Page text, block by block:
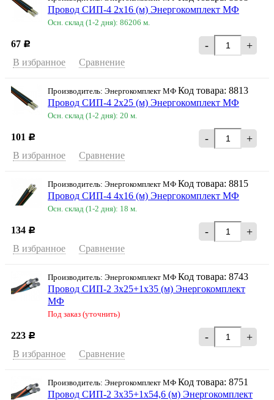
Провод СИП-4 2х16 (м) Энергокомплект МФ
Осн. склад (1-2 дня): 86206 м.
67 Р - +
В избранное Сравнение
Производитель: Энергокомплект МФ Код товара: 8813
Провод СИП-4 2х25 (м) Энергокомплект МФ
Осн. склад (1-2 дня): 20 м.
101 Р - +
В избранное Сравнение
Производитель: Энергокомплект МФ Код товара: 8815
Провод СИП-4 4х16 (м) Энергокомплект МФ
Осн. склад (1-2 дня): 18 м.
134 Р - +
В избранное Сравнение
Производитель: Энергокомплект МФ Код товара: 8743
Провод СИП-2 3х25+1х35 (м) Энергокомплект
МФ
Под заказ (уточнить)
223 Р - +
В избранное Сравнение
Производитель: Энергокомплект МФ Код товара: 8751
Провод СИП-2 3х35+1х54,6 (м) Энергокомплект